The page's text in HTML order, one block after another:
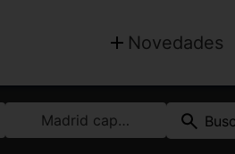
Novedades
Madrid capital